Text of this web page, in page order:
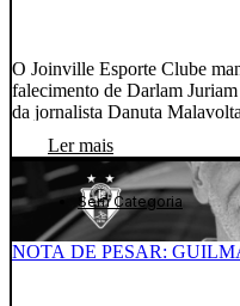
O Joinville Esporte Clube
falecimento de Darlam
da jornalista Danuta
JEC se solidariza com
expressando as mais
Ler mais
Sem Categoria
NOTA DE PESAR: